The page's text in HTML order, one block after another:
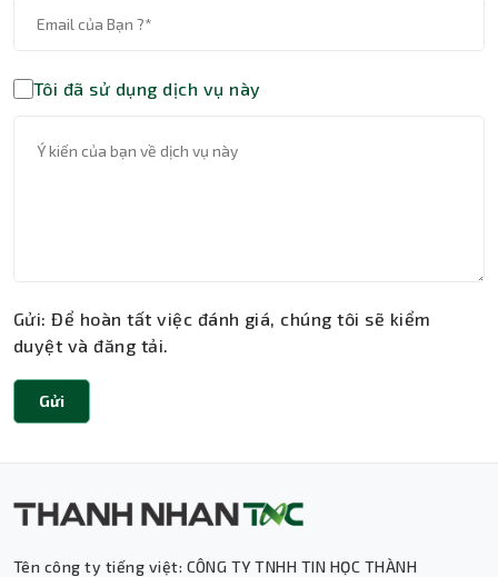
Tôi đã sử dụng dịch vụ này
Gửi: Để hoàn tất việc đánh giá, chúng tôi sẽ kiểm
duyệt và đăng tải.
Gửi
Tên công ty tiếng việt: CÔNG TY TNHH TIN HỌC THÀNH